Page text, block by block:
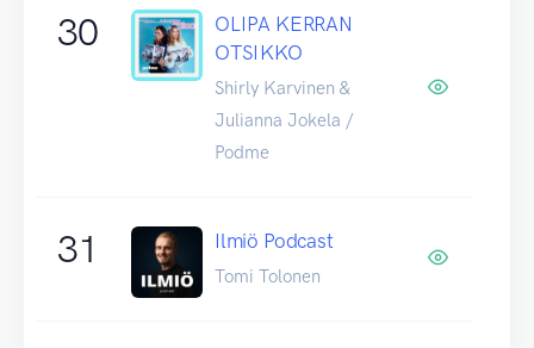
30
OLIPA KERRAN
OTSIKKO
Shirly Karvinen &
Julianna Jokela /
Podme
31 Ilmiö Podcast
Tomi Tolonen